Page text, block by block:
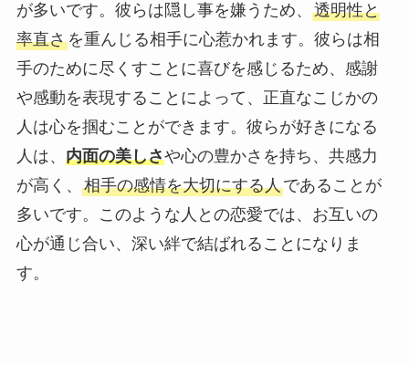
が多いです。彼らは隠し事を嫌うため、 透明性と
率直さを重んじる相手に心惹かれます。彼らは相
手のために尽くすことに喜びを感じるため、感謝
や感動を表現することによって、正直なこじかの
人は心を掴むことができます。彼らが好きになる
人は、 内面の美しさや心の豊かさを持ち、共感力
が高く、 相手の感情を大切にする人であることが
多いです。このような人との恋愛では、お互いの
心が通じ合い、深い絆で結ばれることになりま
す。